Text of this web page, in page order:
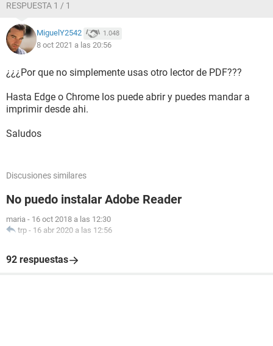
RESPUESTA 1 / 1
MiguelY2542 1.048
8 oct 2021 a las 20:56
¿¿¿Por que no simplemente usas otro lector de PDF???
Hasta Edge o Chrome los puede abrir y puedes mandar a
imprimir desde ahi.
Saludos
Discusiones similares
No puedo instalar Adobe Reader
maria - 16 oct 2018 a las 12:30
trp - 16 abr 2020 a las 12:56
92 respuestas